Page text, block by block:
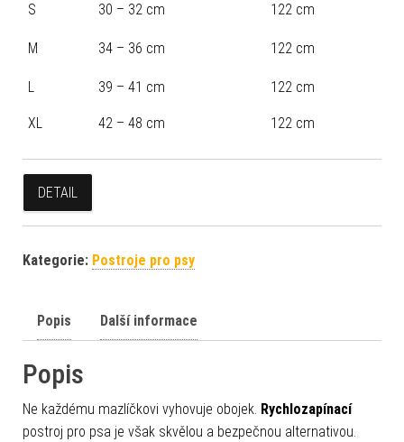
S 30 – 32 cm 122 cm
M 34 – 36 cm 122 cm
L 39 – 41 cm 122 cm
XL 42 – 48 cm 122 cm
DETAIL
Kategorie: Postroje pro psy
Popis Další informace
Popis
Ne každému mazlíčkovi vyhovuje obojek. Rychlozapínací
postroj pro psa je však skvělou a bezpečnou alternativou.